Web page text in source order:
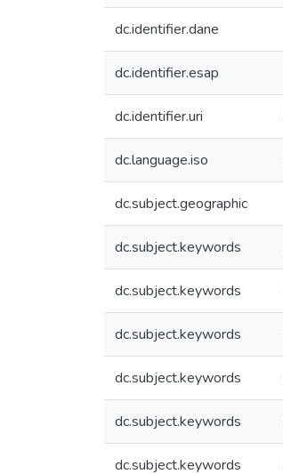
dc.identifier.dane
dc.identifier.esap
dc.identifier.uri
dc.language.iso
dc.subject.geographic
dc.subject.keywords
dc.subject.keywords
dc.subject.keywords
dc.subject.keywords
dc.subject.keywords
dc.subject.keywords